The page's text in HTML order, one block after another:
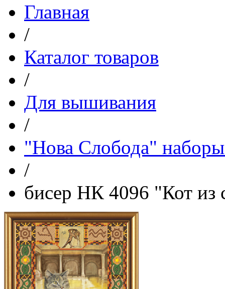
Главная
/
Каталог товаров
/
Для вышивания
/
"Нова Слобода"
/
бисер НК 4096 "Кот из